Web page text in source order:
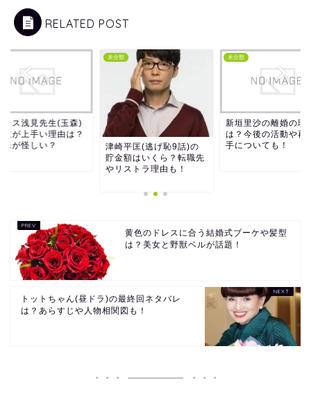
RELATED POST
ース浅見先生(玉森)
技が上手い理由は？
妹が怪しい？
未分類
津崎平匡(逃げ恥9話)の
貯金額はいくら？転職先
やリストラ理由も！
未分類
新垣里沙の離婚の理
は？今後の活動や再
手についても！
黄色のドレスに合う結婚式ブーケや髪型
は？美女と野獣ベルが話題！
トットちゃん(昼ドラ)の最終回ネタバレ
は？あらすじや人物相関図も！